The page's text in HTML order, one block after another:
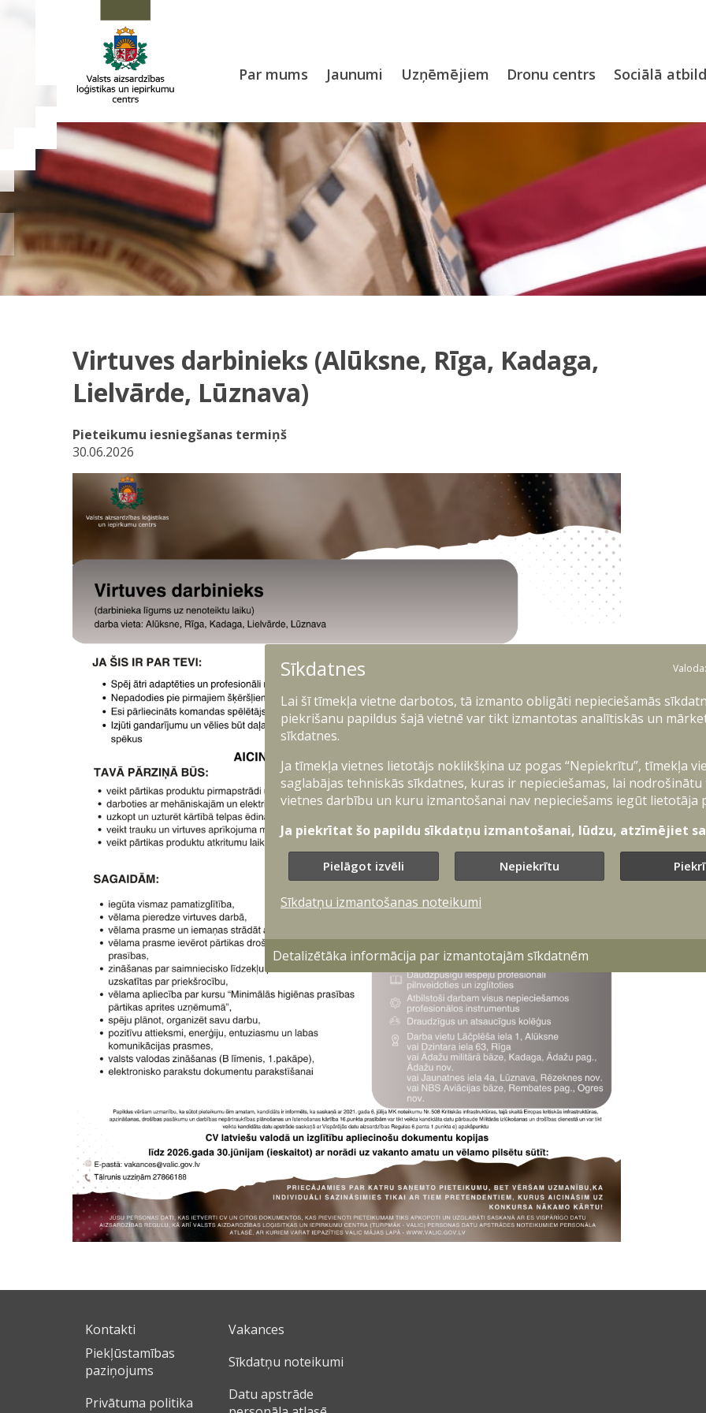
Par mums Jaunumi Uzņēmējiem Dronu centrs Sociālā
Virtuves darbinieks (Alūksne, Rīga, Kadaga,
Lielvārde, Lūznava)
Pieteikumu iesniegšanas termiņš
30.06.2026
Kontakti
Vakances
Piekļūstamības
paziņojums
Sīkdatņu noteikumi
Privātuma politika
Datu apstrāde
Sīkdatnes Valoda:
Lai šī tīmekļa vietne darbotos, tā izmanto obligāti nepieciešamās
piekrišanu papildus šajā vietnē var tikt izmantotas analītiskās un
sīkdatnes.
Ja tīmekļa vietnes lietotājs noklikšķina uz pogas “Nepiekrītu”, tīmekļa
saglabājas tehniskās sīkdatnes, kuras ir nepieciešamas, lai nodrošinātu
vietnes darbību un kuru izmantošanai nav nepieciešams iegūt lietotāja
Ja piekrītat šo papildu sīkdatņu izmantošanai, lūdzu, atzīmējiet
Pielāgot izvēli Nepiekrītu
Sīkdatņu izmantošanas noteikumi
Detalizētāka informācija par izmantotajām sīkdatnēm